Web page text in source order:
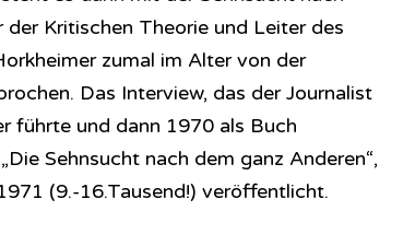
Kritischen Theorie und Leiter des
zumal im Alter von der
Das Interview, das der Journalist
führte und dann 1970 als Buch
Sehnsucht nach dem ganz Anderen“,
(9.-16.Tausend!) veröffentlicht.